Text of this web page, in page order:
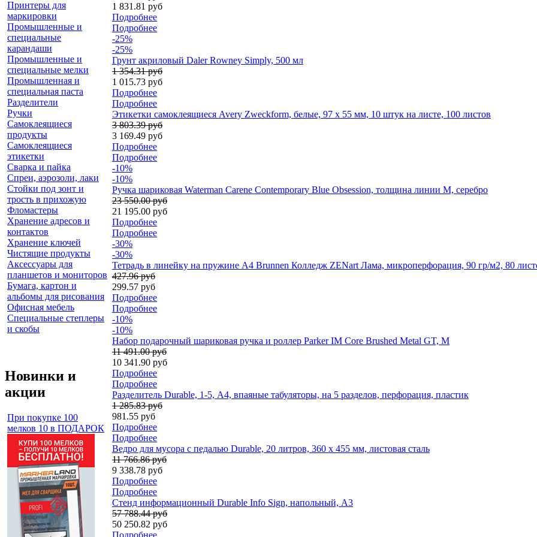
Принтеры для
маркировки
Промышленные и
специальные
карандаши
Промышленные и
специальные мелки
Промышленная и
специальная паста
Разделители
Ручки
Самоклеящиеся
продукты
Самоклеящиеся
этикетки
Сварка и пайка
Спреи, аэрозоли, лаки
Стойки под зонт и
трость в прихожую
Фломастеры
Хранение адресов и
контактов
Хранение ключей
Чистящие продукты
Аксессуары для
планшетов и мониторов
Бумага, картон и
альбомы для рисования
Офисная мебель
Специальные степлеры
и скобы
Новинки и
акции
При покупке 100
мелков 10 в ПОДАРОК
1 831.81 руб
Подробнее
Подробнее
-25%
-25%
Грунт акриловый Daler Rowney Simply, 500 мл
1 354.31 руб
1 015.73 руб
Подробнее
Подробнее
Этикетки самоклеящиеся Avery Zweckform, белые, 97 х 55 мм, 10 штук на листе, 100 листов
3 803.39 руб
3 169.49 руб
Подробнее
Подробнее
-10%
-10%
Ручка шариковая Waterman Carene Contemporary Blue Obsession, толщина линии M, серебро
23 550.00 руб
21 195.00 руб
Подробнее
Подробнее
-30%
-30%
Тетрадь в линейку на пружине А4 Brunnen Колледж ZENart Лама, микроперфорация, 90 гр/м2, 80
427.96 руб
299.57 руб
Подробнее
Подробнее
-10%
-10%
Набор подарочный шариковая ручка и роллер Parker IM Core Brushed Metal GT, M
11 491.00 руб
10 341.90 руб
Подробнее
Подробнее
Разделитель Durable, 1-5, А4, впаяные табуляторы, на 5 разделов, перфорация, пластик
1 285.83 руб
981.55 руб
Подробнее
Подробнее
Ведро для мусора с педалью Durable, 20 литров, 360 x 455 мм, листовая сталь
11 766.86 руб
9 338.78 руб
Подробнее
Подробнее
Стенд информационный Durable Info Sign, напольный, A3
57 788.44 руб
50 250.82 руб